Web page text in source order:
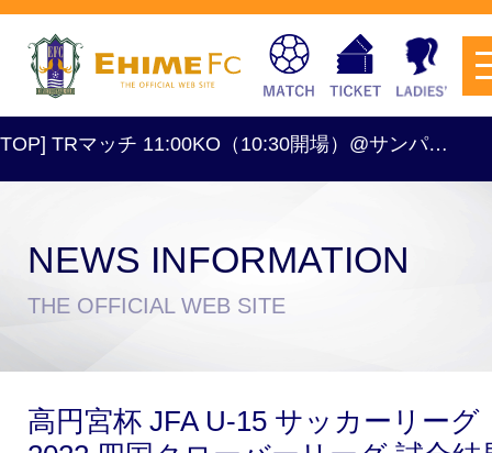
試合日程・結果 アクセス
チケットを購入
TRマッチ 11:00KO（10:30開場）@サンパ…
NEWS INFORMATION
THE OFFICIAL WEB SITE
高円宮杯 JFA U-15 サッカーリーグ